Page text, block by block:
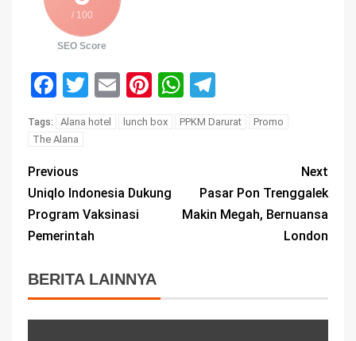
/ 100
SEO Score
Facebook
Twitter
EmailPinterest
WhatsApp
Tags: Alana hotel lunch box PPKM Darurat
Promo
The Alana
Previous
Uniqlo Indonesia Dukung
Program Vaksinasi
Pemerintah
Next
Pasar Pon Trenggalek
Makin Megah, Bernuansa
London
BERITA LAINNYA